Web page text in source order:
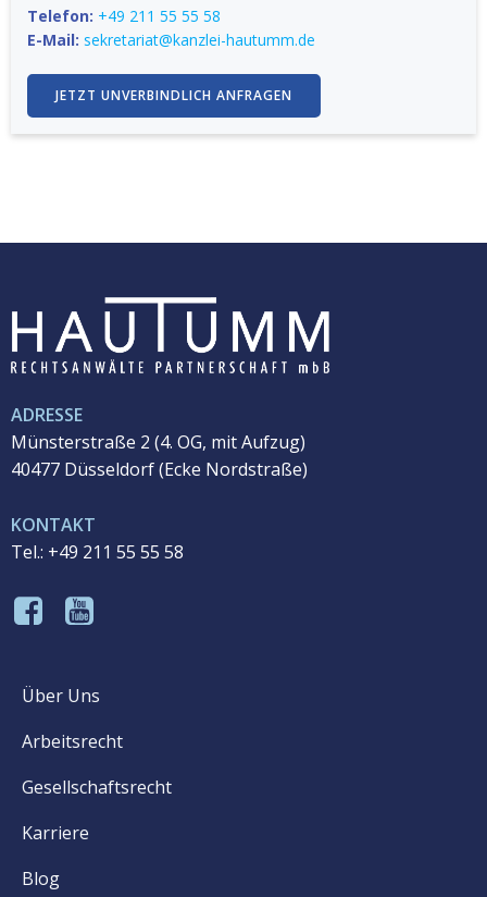
Telefon: +49 211 55 55 58
E-Mail: sekretariat@kanzlei-hautumm.de
JETZT UNVERBINDLICH ANFRAGEN
ADRESSE
Münsterstraße 2 (4. OG, mit Aufzug)
40477 Düsseldorf (Ecke Nordstraße)
KONTAKT
Tel.: +49 211 55 55 58
Über Uns
Arbeitsrecht
Gesellschaftsrecht
Karriere
Blog